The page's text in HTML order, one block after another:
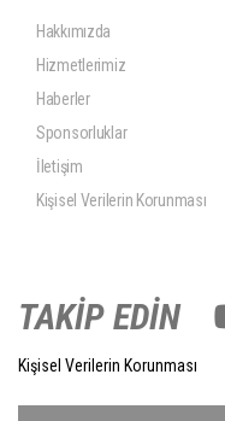
Hakkımızda
Hizmetlerimiz
Haberler
Sponsorluklar
İletişim
Kişisel Verilerin Korunması
TAKİP EDİN
Kişisel Verilerin Korunması